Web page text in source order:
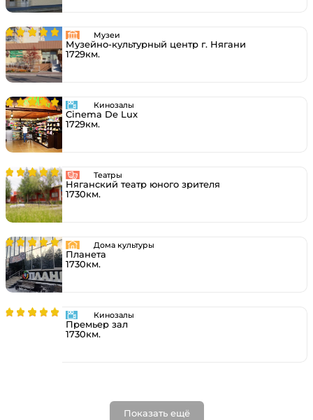
Музеи
Музейно-культурный центр г. Нягани
1729км.
Кинозалы
Cinema De Lux
1729км.
Театры
Няганский театр юного зрителя
1730км.
Дома культуры
Планета
1730км.
Кинозалы
Премьер зал
1730км.
Показать ещё